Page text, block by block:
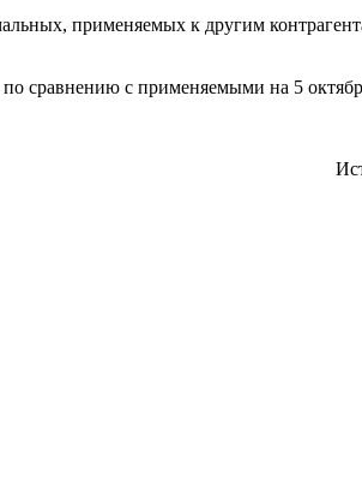
применяемых к другим
сравнению с применяемыми на 5